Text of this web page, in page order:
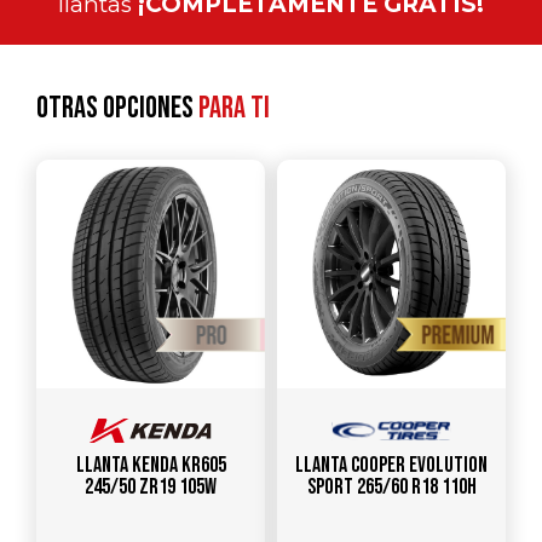
Otras opcionespara ti
Llanta KENDA KR605
245/50 ZR19 105W
Llanta COOPER EVOLUTION
SPORT 265/60 R18 110H